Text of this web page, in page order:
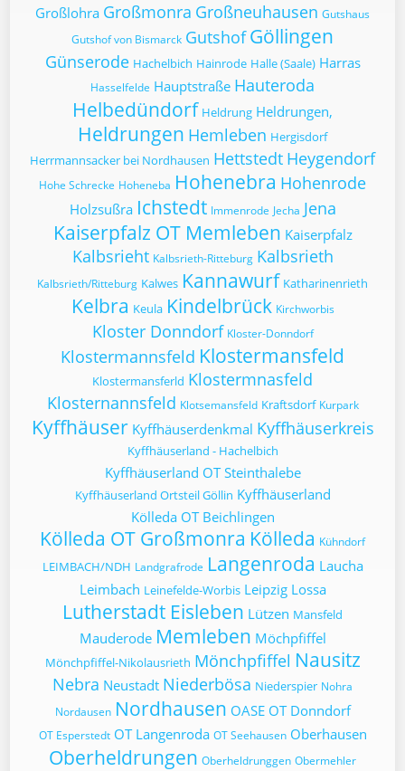
Großlohra Großmonra Großneuhausen Gutshaus
Gutshof von Bismarck Gutshof Göllingen
Günserode Hachelbich Hainrode Halle (Saale) Harras
Hasselfelde Hauptstraße Hauteroda
Helbedündorf Heldrung Heldrungen,
Heldrungen Hemleben Hergisdorf
Herrmannsacker bei Nordhausen Hettstedt Heygendorf
Hohe Schrecke Hoheneba Hohenebra Hohenrode
Holzsußra Ichstedt Immenrode Jecha Jena
Kaiserpfalz OT Memleben Kaiserpfalz
Kalbsrieht Kalbsrieth-Ritteburg Kalbsrieth
Kalbsrieth/Ritteburg Kalwes Kannawurf Katharinenrieth
Kelbra Keula Kindelbrück Kirchworbis
Kloster Donndorf Kloster-Donndorf
Klostermannsfeld Klostermansfeld
Klostermansferld Klostermnasfeld
Klosternannsfeld Klotsemansfeld Kraftsdorf Kurpark
Kyffhäuser Kyffhäuserdenkmal Kyffhäuserkreis
Kyffhäuserland - Hachelbich
Kyffhäuserland OT Steinthalebe
Kyffhäuserland Ortsteil Göllin Kyffhäuserland
Kölleda OT Beichlingen
Kölleda OT Großmonra Kölleda Kühndorf
LEIMBACH/NDH Landgrafrode Langenroda Laucha
Leimbach Leinefelde-Worbis Leipzig Lossa
Lutherstadt Eisleben Lützen Mansfeld
Mauderode Memleben Möchpfiffel
Mönchpfiffel-Nikolausrieth Mönchpfiffel Nausitz
Nebra Neustadt Niederbösa Niederspier Nohra
Nordausen Nordhausen OASE OT Donndorf
OT Esperstedt OT Langenroda OT Seehausen Oberhausen
Oberheldrungen Oberheldrunggen Obermehler